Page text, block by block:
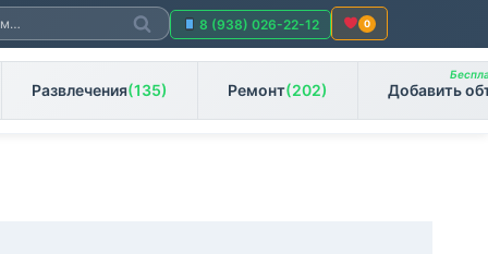
Поиск
8 (938) 026-22-12 0
Развлечения(135) Ремонт(202) Добавить